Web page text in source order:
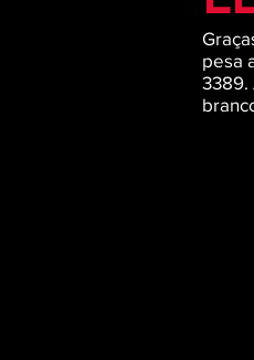
pesa
3389.